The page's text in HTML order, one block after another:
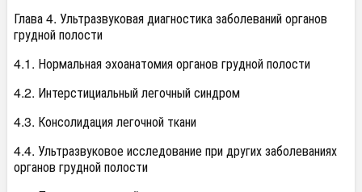
Глава 4. Ультразвуковая диагностика заболеваний органов
грудной полости
4.1. Нормальная эхоанатомия органов грудной полости
4.2. Интерстициальный легочный синдром
4.3. Консолидация легочной ткани
4.4. Ультразвуковое исследование при других заболеваниях
органов грудной полости